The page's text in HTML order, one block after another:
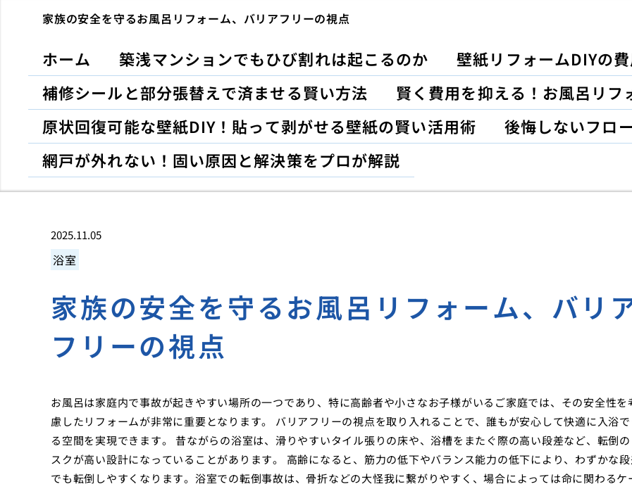
家族の安全を守るお風呂リフォーム、バリアフリーの視点
ホーム 築浅マンションでもひび割れは起こるのか
壁紙リフォームDIYの
補修シールと部分張替えで済ませる賢い方法
賢く費用を抑える！お風呂リ
原状回復可能な壁紙DIY！貼って剥がせる壁紙の賢い活用術
後悔しないフロ
網戸が外れない！固い原因と解決策をプロが解説
2025.11.05
浴室
家族の安全を守るお風呂リフォーム、バリ
フリーの視点
お風呂は家庭内で事故が起きやすい場所の一つであり、特に高齢者や小さなお子様がいるご家庭では、その安全性を
慮したリフォームが非常に重要となります。 バリアフリーの視点を取り入れることで、誰もが安心して快適に入浴で
る空間を実現できます。 昔ながらの浴室は、滑りやすいタイル張りの床や、浴槽をまたぐ際の高い段差など、転倒の
スクが高い設計になっていることがあります。 高齢になると、筋力の低下やバランス能力の低下により、わずかな
でも転倒しやすくなります。浴室での転倒事故は、骨折などの大怪我に繋がりやすく、場合によっては命に関わるケ